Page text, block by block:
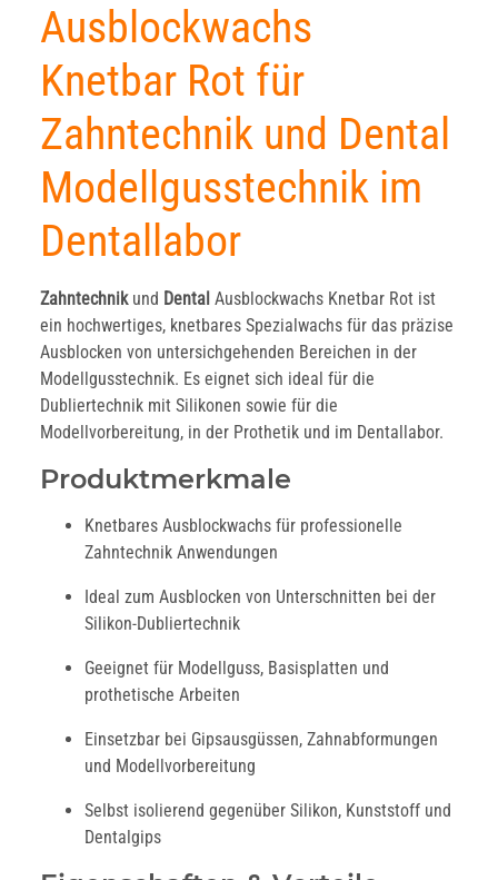
Ausblockwachs
Knetbar Rot für
Zahntechnik und Dental
Modellgusstechnik im
Dentallabor
Zahntechnikund Dental Ausblockwachs Knetbar Rot ist
ein hochwertiges, knetbares Spezialwachs für das präzise
Ausblocken von untersichgehenden Bereichen in der
Modellgusstechnik. Es eignet sich ideal für die
Dubliertechnik mit Silikonen sowie für die
Modellvorbereitung, in der Prothetik und im Dentallabor.
Produktmerkmale
Knetbares Ausblockwachs für professionelle
Zahntechnik Anwendungen
Ideal zum Ausblocken von Unterschnitten bei der
Silikon-Dubliertechnik
Geeignet für Modellguss, Basisplatten und
prothetische Arbeiten
Einsetzbar bei Gipsausgüssen, Zahnabformungen
und Modellvorbereitung
Selbst isolierend gegenüber Silikon, Kunststoff und
Dentalgips